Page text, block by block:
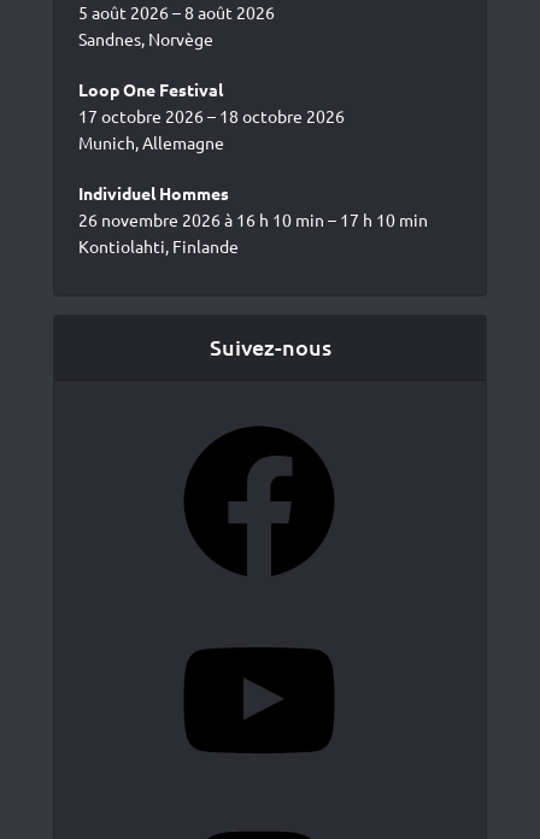
5 août 2026 – 8 août 2026
Sandnes, Norvège
Loop One Festival
17 octobre 2026 – 18 octobre 2026
Munich, Allemagne
Individuel Hommes
26 novembre 2026 à 16 h 10 min – 17 h 10 min
Kontiolahti, Finlande
Suivez-nous